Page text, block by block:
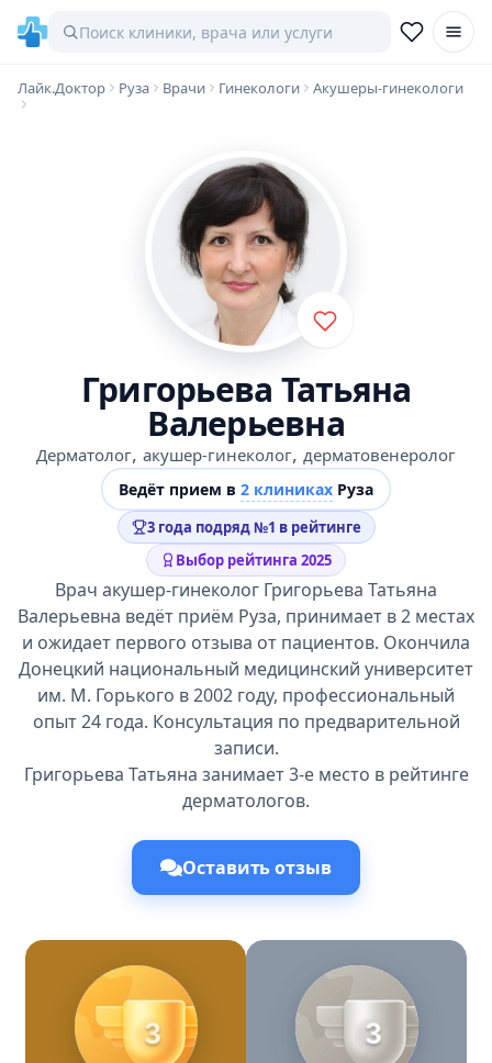
Лайк.Доктор Руза Врачи Гинекологи Акушеры-гинекологи
Григорьева Татьяна
Валерьевна
Дерматолог, акушер-гинеколог, дерматовенеролог
Ведёт прием в 2 клиниках Руза
3 года подряд №1 в рейтинге
Выбор рейтинга 2025
Врач акушер-гинеколог Григорьева Татьяна
Валерьевна ведёт приём Руза, принимает в 2 местах
и ожидает первого отзыва от пациентов. Окончила
Донецкий национальный медицинский университет
им. М. Горького в 2002 году, профессиональный
опыт 24 года. Консультация по предварительной
записи.
Григорьева Татьяна занимает 3-е место в рейтинге
дерматологов.
Оставить отзыв
3 3